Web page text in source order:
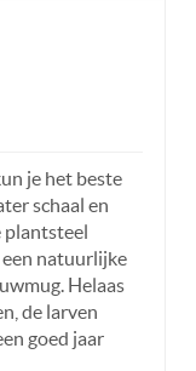
je het beste
schaal en
plantsteel
natuurlijke
Helaas
de larven
goed jaar